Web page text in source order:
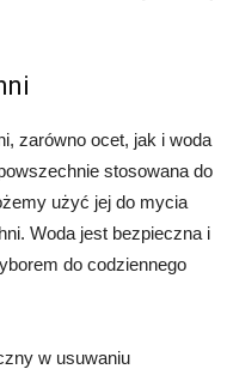
zarówno ocet, jak i woda
stosowana do
użyć jej do mycia
Woda jest bezpieczna i
do codziennego
w usuwaniu